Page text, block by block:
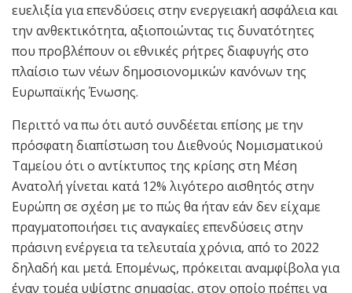
ευελιξία για επενδύσεις στην ενεργειακή ασφάλεια και
την ανθεκτικότητα, αξιοποιώντας τις δυνατότητες
που προβλέπουν οι εθνικές ρήτρες διαφυγής στο
πλαίσιο των νέων δημοσιονομικών κανόνων της
Ευρωπαϊκής Ένωσης.
Περιττό να πω ότι αυτό συνδέεται επίσης με την
πρόσφατη διαπίστωση του Διεθνούς Νομισματικού
Ταμείου ότι ο αντίκτυπος της κρίσης στη Μέση
Ανατολή γίνεται κατά 12% λιγότερο αισθητός στην
Ευρώπη σε σχέση με το πώς θα ήταν εάν δεν είχαμε
πραγματοποιήσει τις αναγκαίες επενδύσεις στην
πράσινη ενέργεια τα τελευταία χρόνια, από το 2022
δηλαδή και μετά. Επομένως, πρόκειται αναμφίβολα για
έναν τομέα υψίστης σημασίας, στον οποίο πρέπει να